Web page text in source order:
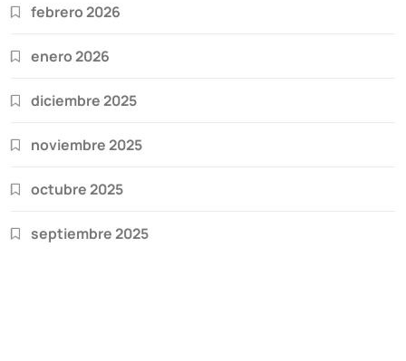
febrero 2026
enero 2026
diciembre 2025
noviembre 2025
octubre 2025
septiembre 2025